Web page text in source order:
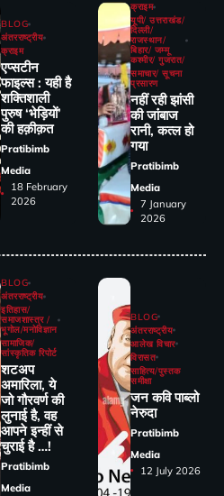
BLOG
अंतरराष्ट्रीय
क्राइम
एप्सटीन
फाइल्स : यही है
शक्तिशाली
पुरुष ‘भेड़ियों’
की हक़ीक़त
Pratibimb
Media
18 February
2026
क्राइम
यूपी/ उत्तराखंड/
दिल्ली/
राजस्थान/
बिहार/ जम्मू
कश्मीर/ गुजरात/
समाचार/ सूचना
प्रसारण
नहीं रही झांसी
की जांंबाज
रानी, कत्‍ल हो
गया
Pratibimb
Media
7 January
2026
BLOG
अंतरराष्ट्रीय
इतिहास/
समाजशास्त्र /
भूगोल/मनोविज्ञान
सामाजिक/
सांस्कृतिक रिपोर्ट
शटअप
अमारिला, ये
जो गौरवर्ण की
लुनाई है, वह
आपने इन्हीं से
चुराई है …!
Pratibimb
Media
BLOG
अंतरराष्ट्रीय
आलेख विचार
विरासत
साहित्य/पुस्तक
समीक्षा
जन कवि पाब्लो
नेरुदा
Pratibimb
Media
12 July 2026